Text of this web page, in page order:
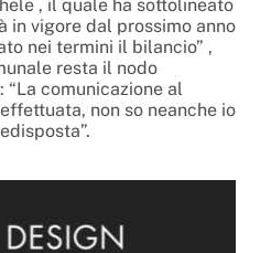
, il quale ha sottolineato
in vigore dal prossimo anno
nei termini il bilancio” ,
resta il nodo
“La comunicazione al
non so neanche io